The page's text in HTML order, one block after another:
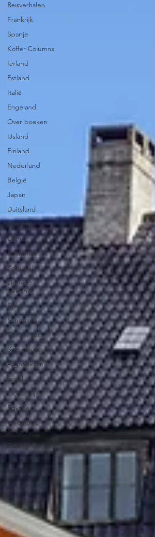
Reisverhalen
Frankrijk
Spanje
Koffer Columns
Ierland
Estland
Italië
Engeland
Over boeken
IJsland
Finland
Nederland
België
Japan
Duitsland
Tsjechië
China
Roemenië
Portugal
Literaire
kalender
Syrië
Schotland
Zwitserland
Sprookjes
Afghanistan
Israël
Oostenrijk
Egypte
Verenigde
Staten
Zuid Afrika